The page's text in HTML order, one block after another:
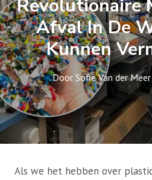
Revolutionaire
Afval In De
Kunnen
Door Sofie Van der Meer
Als we het hebben over